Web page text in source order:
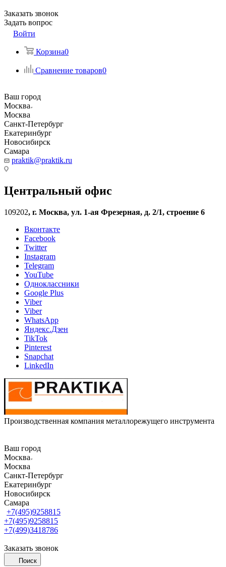
Заказать звонок
Задать вопрос
Войти
Корзина0
Сравнение товаров0
Ваш город
Москва
Москва
Санкт-Петербург
Екатеринбург
Новосибирск
Самара
praktik@praktik.ru
Центральный офис
109202, г. Москва, ул. 1-ая Фрезерная, д. 2/1, строение 6
Вконтакте
Facebook
Twitter
Instagram
Telegram
YouTube
Одноклассники
Google Plus
Viber
Viber
WhatsApp
Яндекс.Дзен
TikTok
Pinterest
Snapchat
LinkedIn
Производственная компания металлорежущего инструмента
Ваш город
Москва
Москва
Санкт-Петербург
Екатеринбург
Новосибирск
Самара
+7(495)9258815
+7(495)9258815
+7(499)3418786
Заказать звонок
Поиск